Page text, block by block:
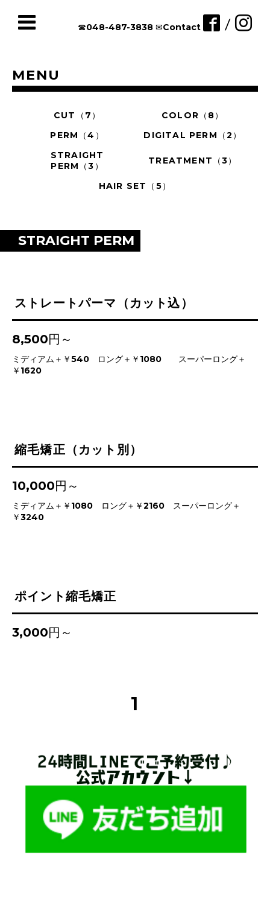
☎︎048-487-3838 ✉︎Contact /
MENU
CUT（7）
COLOR（8）
PERM（4）
DIGITAL PERM（2）
STRAIGHT
PERM（3）
TREATMENT（3）
HAIR SET（5）
STRAIGHT PERM
ストレートパーマ（カット込）
8,500円～
ミディアム＋￥540 ロング＋￥1080 スーパーロング＋
￥1620
縮毛矯正（カット別）
10,000円～
ミディアム＋￥1080 ロング＋￥2160 スーパーロング＋
￥3240
ポイント縮毛矯正
3,000円～
1